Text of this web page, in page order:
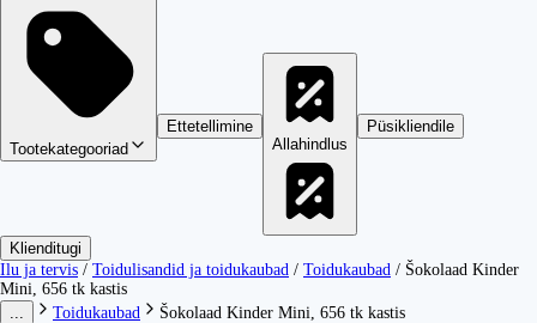
Tootekategooriad
Ettetellimine
Allahindlus
Püsikliendile
Klienditugi
Ilu ja tervis / Toidulisandid ja toidukaubad / Toidukaubad / Šokolaad Kinder
Mini, 656 tk kastis
Toidukaubad Šokolaad Kinder Mini, 656 tk kastis